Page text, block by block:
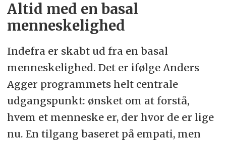
Altid med en basal
menneskelighed
Indefra er skabt ud fra en basal
menneskelighed. Det er ifølge Anders
Agger programmets helt centrale
udgangspunkt: ønsket om at forstå,
hvem et menneske er, der hvor de er lige
nu. En tilgang baseret på empati, men